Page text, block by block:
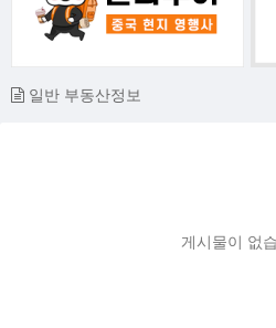
일반 부동산정보
게시물이 없